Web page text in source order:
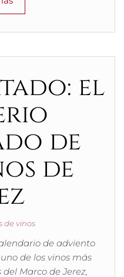
el
de
de
de vinos
de adviento
de los vinos más
Marco de Jerez,